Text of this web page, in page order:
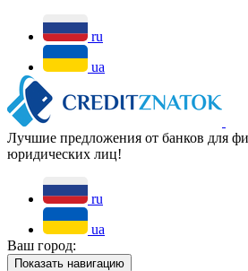
ru
ua
Лучшие предложения от банков для
юридических лиц!
ru
ua
Ваш город:
Показать навигацию